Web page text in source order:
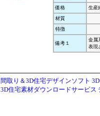
価格
生産
材質
特徴
備考１
金属
表現
間取り＆3D住宅デザインソフト
3D住宅素材ダウンロードサービス